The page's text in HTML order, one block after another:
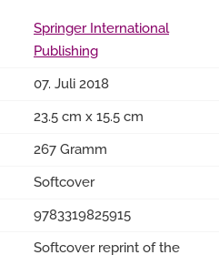
Springer International
Publishing
07. Juli 2018
23.5 cm x 15.5 cm
267 Gramm
Softcover
9783319825915
Softcover reprint of the